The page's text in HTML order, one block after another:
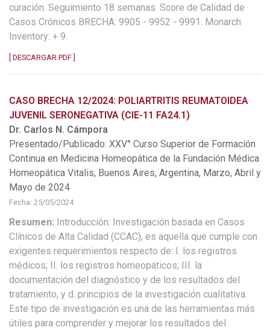
curación. Seguimiento 18 semanas. Score de Calidad de
Casos Crónicos BRECHA: 9905 - 9952 - 9991. Monarch
Inventory: + 9.
[ DESCARGAR PDF ]
CASO BRECHA 12/2024: POLIARTRITIS REUMATOIDEA
JUVENIL SERONEGATIVA (CIE-11 FA24.1)
Dr. Carlos N. Cámpora
Presentado/Publicado: XXV° Curso Superior de Formación
Continua en Medicina Homeopática de la Fundación Médica
Homeopática Vitalis, Buenos Aires, Argentina, Marzo, Abril y
Mayo de 2024
Fecha: 25/05/2024
Resumen: Introducción: Investigación basada en Casos
Clínicos de Alta Calidad (CCAC), es aquella que cumple con
exigentes requerimientos respecto de: I. los registros
médicos; II. los registros homeopáticos; III. la
documentación del diagnóstico y de los resultados del
tratamiento, y d. principios de la investigación cualitativa.
Este tipo de investigación es una de las herramientas más
útiles para comprender y mejorar los resultados del